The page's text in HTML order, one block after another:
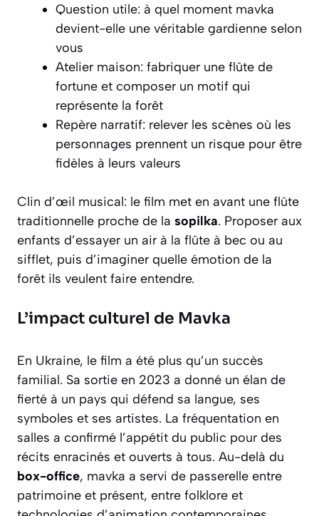
Question utile: à quel moment mavka
devient-elle une véritable gardienne selon
vous
Atelier maison: fabriquer une flûte de
fortune et composer un motif qui
représente la forêt
Repère narratif: relever les scènes où les
personnages prennent un risque pour être
fidèles à leurs valeurs
Clin d’œil musical: le film met en avant une flûte
traditionnelle proche de la sopilka. Proposer aux
enfants d’essayer un air à la flûte à bec ou au
sifflet, puis d’imaginer quelle émotion de la
forêt ils veulent faire entendre.
L’impact culturel de Mavka
En Ukraine, le film a été plus qu’un succès
familial. Sa sortie en 2023 a donné un élan de
fierté à un pays qui défend sa langue, ses
symboles et ses artistes. La fréquentation en
salles a confirmé l’appétit du public pour des
récits enracinés et ouverts à tous. Au-delà du
box-office, mavka a servi de passerelle entre
patrimoine et présent, entre folklore et